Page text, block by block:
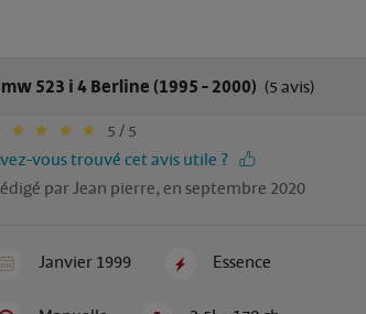
523 i 4 Berline (1995 - 2000) (5 avis)
5 / 5
vous trouvé cet avis utile ?
par Jean pierre, en septembre 2020
Janvier 1999 Essence